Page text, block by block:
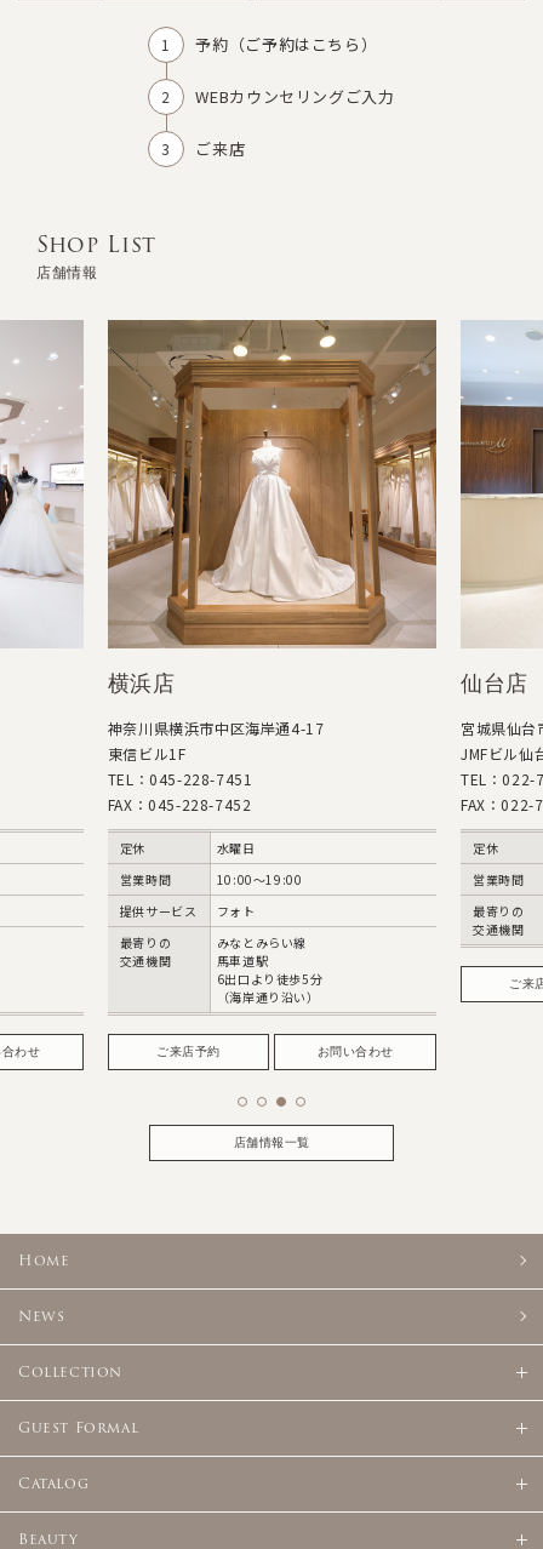
予約（ご予約はこちら）
WEBカウンセリングご入力
ご来店
Shop List
店舗情報
わせ
横浜店
神奈川県横浜市中区海岸通4-17
東信ビル1F
TEL：045-228-7451
FAX：045-228-7452
定休
水曜日
営業時間
10:00〜19:00
提供サービス
フォト
最寄りの
交通機関
みなとみらい線
馬車道駅
6出口より徒歩5分
（海岸通り沿い）
ご来店予約 お問い合わせ
仙台店
宮城県仙
JMFビル仙
TEL：022-
FAX：022-
定休
営業時間
最寄りの
交通機関
ご来
店舗情報一覧
Home
News
Collection
Guest Formal
Catalog
Beauty